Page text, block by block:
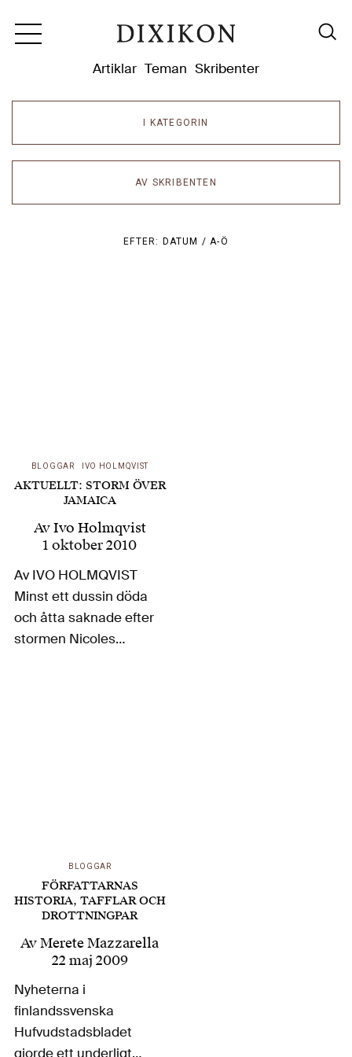
Artiklar Teman Skribenter
I KATEGORIN
AV SKRIBENTEN
EFTER: DATUM /A-Ö
BLOGGAR IVO HOLMQVIST
AKTUELLT: STORM ÖVER
JAMAICA
AvIvo Holmqvist
1 oktober 2010
Av IVO HOLMQVIST
Minst ett dussin döda
och åtta saknade efter
stormen Nicoles
BLOGGAR
FÖRFATTARNAS
HISTORIA, TAFFLAR OCH
DROTTNINGPAR
AvMerete Mazzarella
22 maj 2009
Nyheterna i
finlandssvenska
Hufvudstadsbladet
gjorde ett underligt